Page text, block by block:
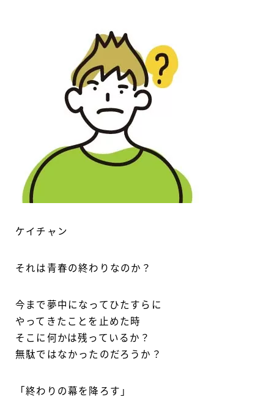
ケイチャン
それは青春の終わりなのか？
今まで夢中になってひたすらに
やってきたことを止めた時
そこに何かは残っているか？
無駄ではなかったのだろうか？
「終わりの幕を降ろす」